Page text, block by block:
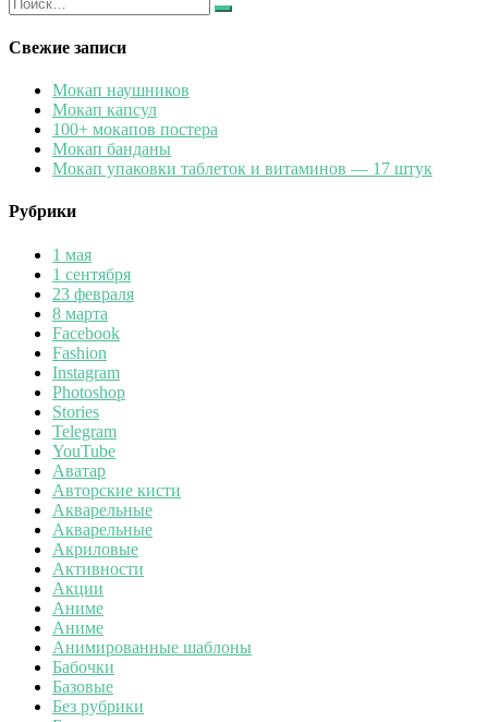
Найти
Свежие записи
Мокап наушников
Мокап капсул
100+ мокапов постера
Мокап банданы
Мокап упаковки таблеток и витаминов — 17 штук
Рубрики
1 мая
1 сентября
23 февраля
8 марта
Facebook
Fashion
Instagram
Photoshop
Stories
Telegram
YouTube
Аватар
Авторские кисти
Акварельные
Акварельные
Акриловые
Активности
Акции
Аниме
Аниме
Анимированные шаблоны
Бабочки
Базовые
Без рубрики